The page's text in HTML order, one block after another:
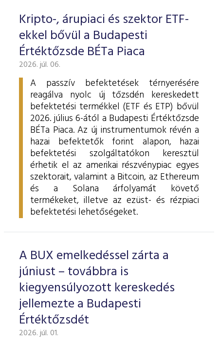
Kripto-, árupiaci és szektor ETF-
ekkel bővül a Budapesti
Értéktőzsde BÉTa Piaca
2026. júl. 06.
A passzív befektetések térnyerésére
reagálva nyolc új tőzsdén kereskedett
befektetési termékkel (ETF és ETP) bővül
2026. július 6-ától a Budapesti Értéktőzsde
BÉTa Piaca. Az új instrumentumok révén a
hazai befektetők forint alapon, hazai
befektetési szolgáltatókon keresztül
érhetik el az amerikai részvénypiac egyes
szektorait, valamint a Bitcoin, az Ethereum
és a Solana árfolyamát követő
termékeket, illetve az ezüst- és rézpiaci
befektetési lehetőségeket.
A BUX emelkedéssel zárta a
júniust – továbbra is
kiegyensúlyozott kereskedés
jellemezte a Budapesti
Értéktőzsdét
2026. júl. 01.